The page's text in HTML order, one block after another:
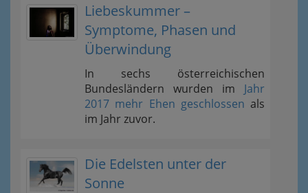
Liebeskummer –
Symptome, Phasen und
Überwindung
In sechs österreichischen
Bundesländern wurden im Jahr
2017 mehr Ehen geschlossen als
im Jahr zuvor.
Die Edelsten unter der
Sonne